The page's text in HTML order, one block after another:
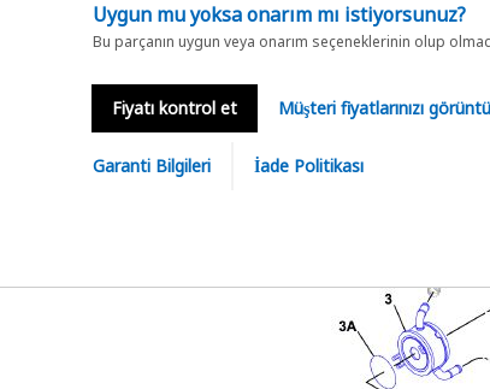
Uygun mu yoksa onarım mı istiyorsunuz?
Bu parçanın uygun veya onarım seçeneklerinin olup
Fiyatı kontrol et Müşteri fiyatlarınızı
Garanti Bilgileri İade Politikası